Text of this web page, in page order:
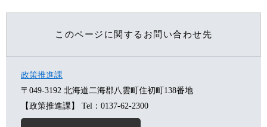
このページに関するお問い合わせ先
政策推進課
〒049-3192 北海道二海郡八雲町住初町138番地
【政策推進課】
Tel：0137-62-2300